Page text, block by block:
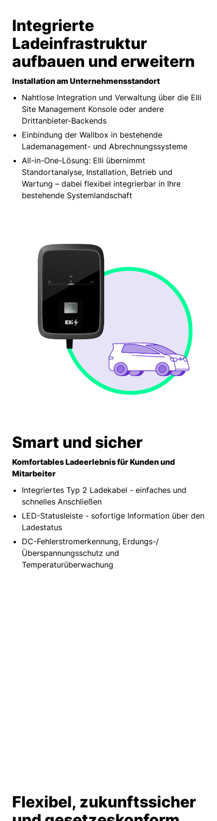
Integrierte
Ladeinfrastruktur
aufbauen und erweitern
Installation am Unternehmensstandort​
Nahtlose Integration und Verwaltung über die Elli
Site Management Konsole oder andere
Drittanbieter-Backends
Einbindung der Wallbox in bestehende
Lademanagement- und Abrechnungssysteme
All-in-One-Lösung: Elli übernimmt
Standortanalyse, Installation, Betrieb und
Wartung – dabei flexibel integrierbar in Ihre
bestehende Systemlandschaft
Smart und sicher​
Komfortables Ladeerlebnis für Kunden und
Mitarbeiter​
Integriertes Typ 2 Ladekabel - einfaches und
schnelles Anschließen​
LED-Statusleiste - sofortige Information über den
Ladestatus​
DC-Fehlerstromerkennung, Erdungs-/
Überspannungsschutz und
Temperaturüberwachung​
Flexibel, zukunftssicher